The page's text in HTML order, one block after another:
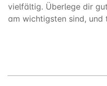
vielfältig. Überlege dir
am wichtigsten sind, und